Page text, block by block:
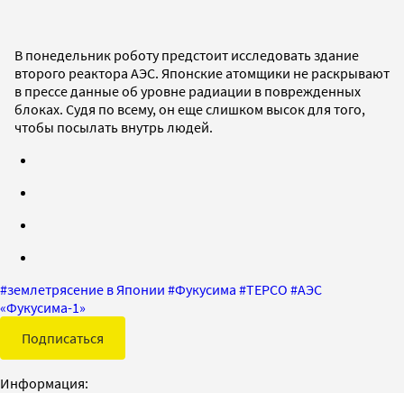
В понедельник роботу предстоит исследовать здание
второго реактора АЭС. Японские атомщики не раскрывают
в прессе данные об уровне радиации в поврежденных
блоках. Судя по всему, он еще слишком высок для того,
чтобы посылать внутрь людей.
#землетрясение в Японии #Фукусима #TEPCO #АЭС
«Фукусима-1»
Подписаться
Информация: